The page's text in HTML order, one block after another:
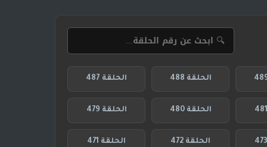
الحلقة 488 الحلقة 487
الحلقة 480 الحلقة 479
الحلقة 472 الحلقة 471